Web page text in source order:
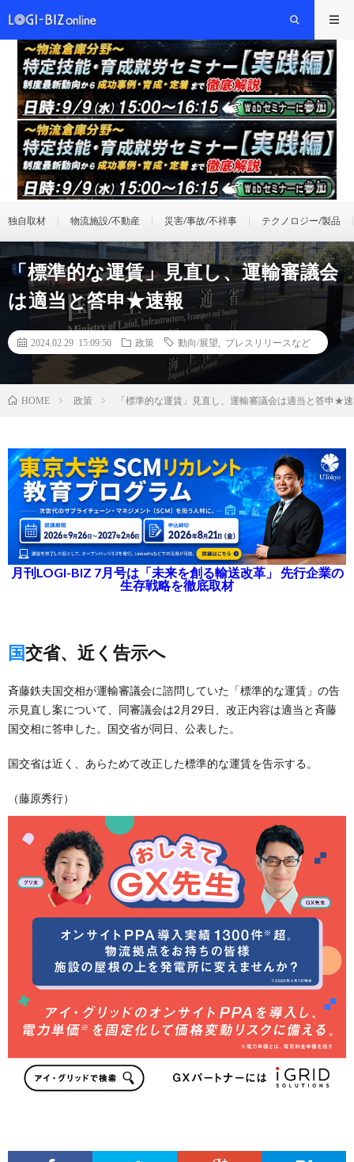
独自取材 物流施設/不動産 災害/事故/不祥事 テクノロジー/製品
「標準的な運賃」見直し、運輸審議会
は適当と答申★速報
2024.02.29 15:09:50 政策 動向/展望 プレスリリースなど
HOME 政策 「標準的な運賃」見直し、運輸審議会は適当と答申★
月刊LOGI-BIZ 7月号は「未来を創る輸送改革」 先行企業の
生存戦略を徹底取材
国交省、近く告示へ
斉藤鉄夫国交相が運輸審議会に諮問していた「標準的な運賃」の告
示見直し案について、同審議会は2月29日、改正内容は適当と斉藤
国交相に答申した。国交省が同日、公表した。
国交省は近く、あらためて改正した標準的な運賃を告示する。
（藤原秀行）